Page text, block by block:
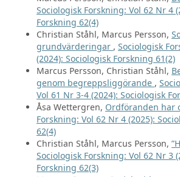
Sociologisk Forskning: Vol 62 Nr 4
Forskning 62(4)
Christian Ståhl, Marcus Persson,
grundvärderingar , Sociologisk
(2024): Sociologisk Forskning 61(2)
Marcus Persson, Christian Ståhl,
genom begreppsliggörande ,
Vol 61 Nr 3-4 (2024): Sociologisk
Åsa Wettergren, Ordföranden har
Forskning: Vol 62 Nr 4 (2025):
62(4)
Christian Ståhl, Marcus Persson,
Sociologisk Forskning: Vol 62 Nr 3
Forskning 62(3)